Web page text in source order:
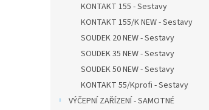
KONTAKT 155 - Sestavy
KONTAKT 155/K NEW - Sestavy
SOUDEK 20 NEW - Sestavy
SOUDEK 35 NEW - Sestavy
SOUDEK 50 NEW - Sestavy
KONTAKT 55/Kprofi - Sestavy
VÝČEPNÍ ZAŘÍZENÍ - SAMOTNÉ